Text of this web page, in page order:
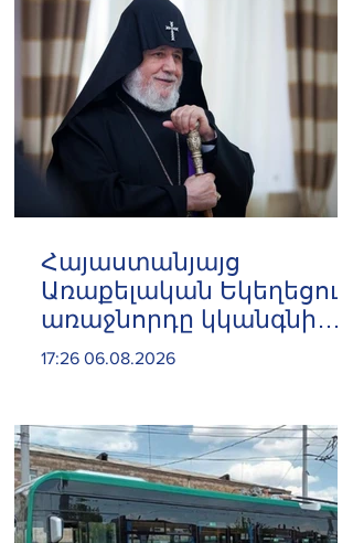
Հայաստանյայց
Առաքելական Եկեղեցու
առաջնորդը կկանգնի
դատարանի առջև՝
հակամարտության
պատճառով․ Reuters-ի
արձագանքը
17:26 06.08.2026